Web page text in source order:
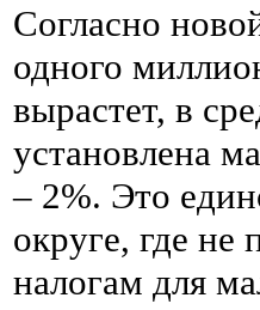
Согласно
одного
вырастет, в
установлена
– 2%. Это
округе, где
налогам для